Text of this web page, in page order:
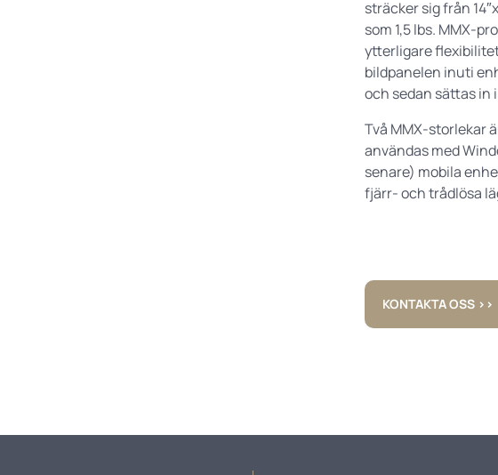
sträcker sig från
som 1,5 lbs. MMX-
ytterligare
bildpanelen inuti
och sedan sättas in
Två MMX-storlekar
användas med
senare) mobila
fjärr- och trådlösa
KONTAKTA OSS ››